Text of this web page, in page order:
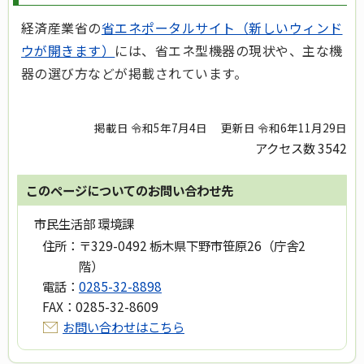
経済産業省の省エネポータルサイト（新しいウィンド
ウが開きます） には、省エネ型機器の現状や、主な機
器の選び方などが掲載されています。
掲載日 令和5年7月4日 更新日 令和6年11月29日
アクセス数3542
このページについてのお問い合わせ先
市民生活部 環境課
住所： 〒329-0492 栃木県下野市笹原26（庁舎2
階）
電話： 0285-32-8898
FAX： 0285-32-8609
お問い合わせはこちら